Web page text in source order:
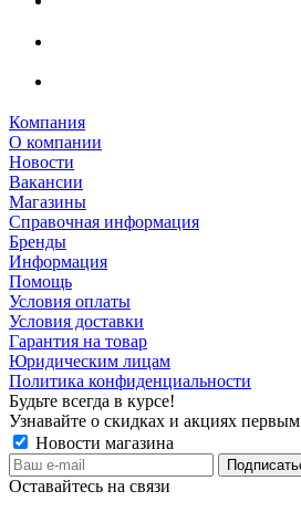
Компания
О компании
Новости
Вакансии
Магазины
Справочная информация
Бренды
Информация
Помощь
Условия оплаты
Условия доставки
Гарантия на товар
Юридическим лицам
Политика конфиденциальности
Будьте всегда в курсе!
Узнавайте о скидках и акциях первым
Новости магазина
Оставайтесь на связи